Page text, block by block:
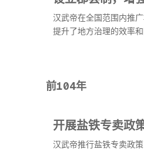
汉武帝在全国范围内推
提升了地方治理的效率和
前104年
开展盐铁专卖政
汉武帝推行盐铁专卖政